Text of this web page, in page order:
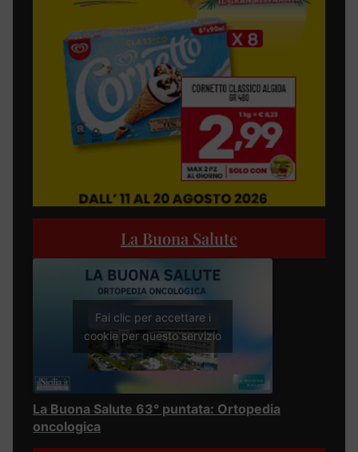
La Buona Salute
Fai clic per accettare i
cookie per questo servizio
La Buona Salute 63° puntata: Ortopedia
oncologica